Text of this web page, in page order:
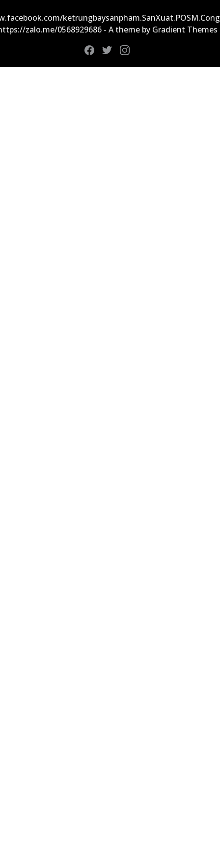
zalo.me/0568929686 - A theme by Gradient